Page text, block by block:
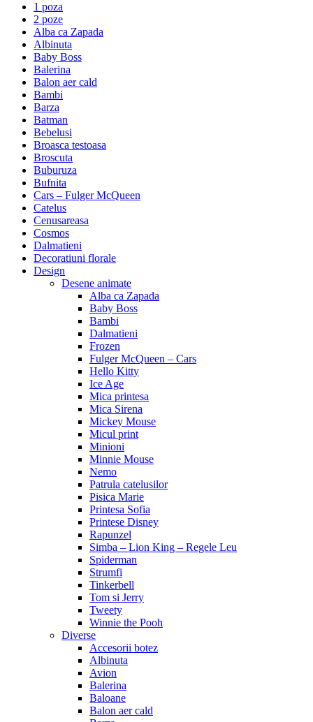
1 poza
2 poze
Alba ca Zapada
Albinuta
Baby Boss
Balerina
Balon aer cald
Bambi
Barza
Batman
Bebelusi
Broasca testoasa
Broscuta
Buburuza
Bufnita
Cars – Fulger McQueen
Catelus
Cenusareasa
Cosmos
Dalmatieni
Decoratiuni florale
Design
Desene animate
Alba ca Zapada
Baby Boss
Bambi
Dalmatieni
Frozen
Fulger McQueen – Cars
Hello Kitty
Ice Age
Mica printesa
Mica Sirena
Mickey Mouse
Micul print
Minioni
Minnie Mouse
Nemo
Patrula catelusilor
Pisica Marie
Printesa Sofia
Printese Disney
Rapunzel
Simba – Lion King – Regele Leu
Spiderman
Strumfi
Tinkerbell
Tom si Jerry
Tweety
Winnie the Pooh
Diverse
Accesorii botez
Albinuta
Avion
Balerina
Baloane
Balon aer cald